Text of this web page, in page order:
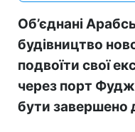
Об’єднані
будівництво
подвоїти свої
через порт
бути завершено